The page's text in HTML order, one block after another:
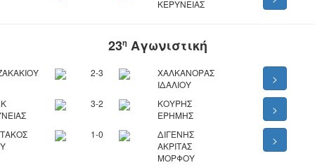
ΚΕΡΥΝΕΙΑΣ
23η Αγωνιστική
2-3
ΧΑΛΚΑΝΟΡΑΣ
ΙΔΑΛΙΟΥ
>
3-2
ΚΟΥΡΗΣ
ΕΡΗΜΗΣ
>
1-0
ΔΙΓΕΝΗΣ
ΑΚΡΙΤΑΣ
ΜΟΡΦΟΥ
>